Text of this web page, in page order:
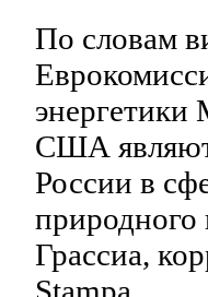
По словам
США
России в
Грассиа,